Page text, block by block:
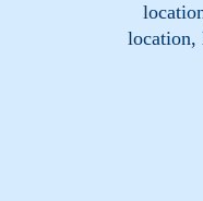
location,